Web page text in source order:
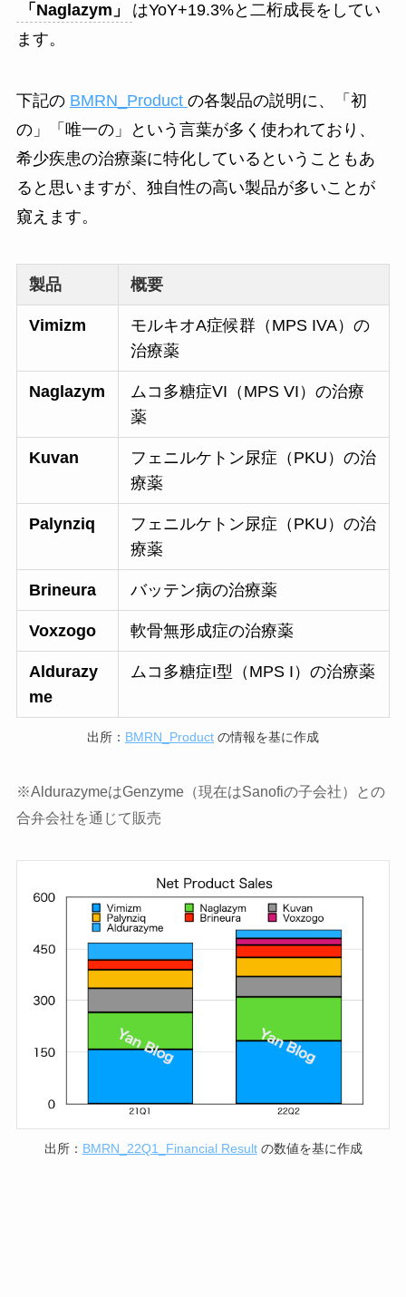
「Naglazym」
はYoY+19.3%と二桁成長をしてい
ます。
下記の BMRN_Product の各製品の説明に、「初
の」「唯一の」という言葉が多く使われており、
希少疾患の治療薬に特化しているということもあ
ると思いますが、独自性の高い製品が多いことが
窺えます。
製品 概要
Vimizm
モルキオA症候群（MPS IVA）の
治療薬
Naglazym
ムコ多糖症VI（MPS VI）の治療
薬
Kuvan
フェニルケトン尿症（PKU）の治
療薬
Palynziq
フェニルケトン尿症（PKU）の治
療薬
Brineura バッテン病の治療薬
Voxzogo 軟骨無形成症の治療薬
Aldurazy
me
ムコ多糖症I型（MPS I）の治療薬
出所： BMRN_Product の情報を基に作成
※AldurazymeはGenzyme（現在はSanofiの子会社）との
合弁会社を通じて販売
出所： BMRN_22Q1_Financial Resultの数値を基に作成